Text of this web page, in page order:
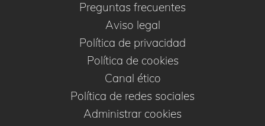
Preguntas frecuentes
Aviso legal
Política de privacidad
Política de cookies
Canal ético
Política de redes sociales
Administrar cookies